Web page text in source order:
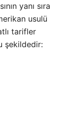
yanı sıra
usulü
tarifler
şekildedir: